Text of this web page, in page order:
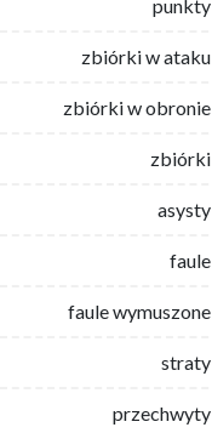
punkty
zbiórki w ataku
zbiórki w obronie
zbiórki
asysty
faule
faule wymuszone
straty
przechwyty
punkty
zbiórki w ataku
zbiórki w obronie
zbiórki
asysty
faule
faule wymuszone
straty
przechwyty